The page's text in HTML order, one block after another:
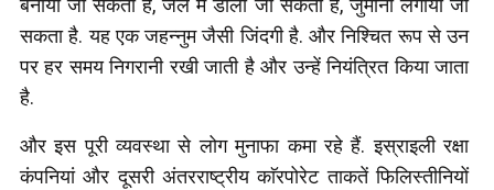
बनाया जा सकता है, जेल में डाला जा सकता है, जुर्माना लगाया जा
सकता है. यह एक जहन्नुम जैसी जिंदगी है. और निश्चित रूप से उन
पर हर समय निगरानी रखी जाती है और उन्हें नियंत्रित किया जाता
है.
और इस पूरी व्यवस्था से लोग मुनाफा कमा रहे हैं. इस्राइली रक्षा
कंपनियां और दूसरी अंतरराष्ट्रीय काॅरपोरेट ताकतें फिलिस्तीनियों